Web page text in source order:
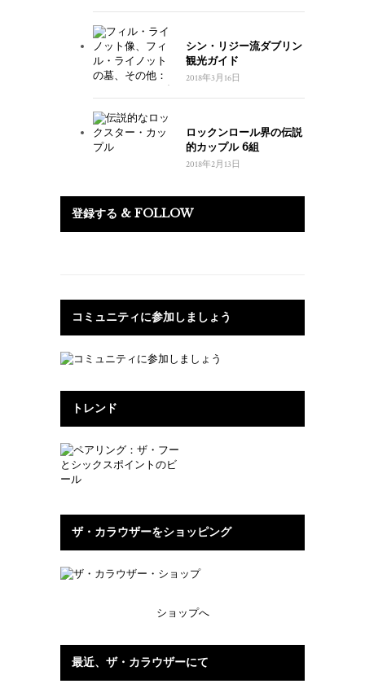
シン・リジー流ダブリン
観光ガイド
2018年3月16日
ロックンロール界の伝説
的カップル 6組
2018年2月13日
登録する & FOLLOW
コミュニティに参加しましょう
トレンド
ザ・カラウザーをショッピング
ショップへ
最近、ザ・カラウザーにて